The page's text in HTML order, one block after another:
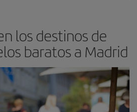
los destinos de
baratos a Madrid